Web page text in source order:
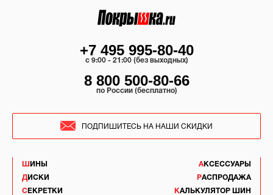
ШИНЫ
ДИСКИ
СЕКРЕТКИ
АКСЕССУАРЫ
РАСПРОДАЖА
КАЛЬКУЛЯТОР ШИН
+7 495 995-80-40
c 9:00 - 21:00 (без выходных)
8 800 500-80-66
по России (бесплатно)
ПОДПИШИТЕСЬ НА НАШИ СКИДКИ